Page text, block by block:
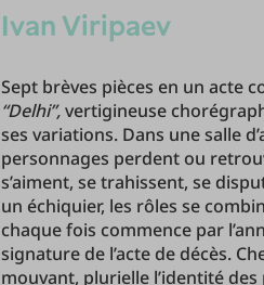
Ivan Viripaev
Sept brèves pièces en un acte
“Delhi”,vertigineuse
ses variations. Dans une salle
personnages perdent ou
s’aiment, se trahissent, se
un échiquier, les rôles se
chaque fois commence par
signature de l’acte de décès.
mouvant, plurielle l’identité